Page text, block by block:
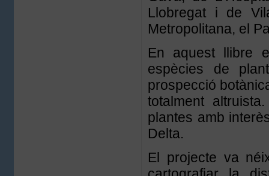
Llobregat i de
Metropolitana, el
En aquest llibre
espècies de
prospecció
totalment
plantes amb
Delta.
El projecte va